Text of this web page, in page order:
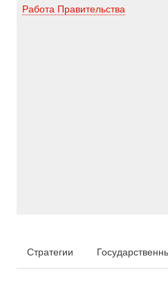
Работа Правительства
Стратегии